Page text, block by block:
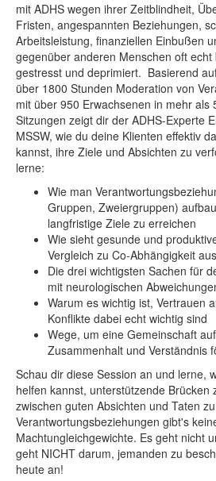
mit ADHS wegen ihrer Zeitblindheit,
Fristen, angespannten Beziehungen,
Arbeitsleistung, finanziellen Einbußen
gegenüber anderen Menschen oft
gestresst und deprimiert. Basierend
über 1800 Stunden Moderation von
mit über 950 Erwachsenen in mehr als
Sitzungen zeigt dir der ADHS-Experte
MSSW, wie du deine Klienten effektiv
kannst, ihre Ziele und Absichten zu
lerne:
Wie man
Gruppen, Zweiergruppen)
langfristige Ziele zu erreichen
Wie sieht gesunde und
Vergleich zu Co-Abhängigkeit
Die drei wichtigsten Sachen für
mit neurologischen
Warum es wichtig ist, Vertrauen
Konflikte dabei echt wichtig sind
Wege, um eine Gemeinschaft
Zusammenhalt und Verständnis
Schau dir diese Session an und lerne,
helfen kannst, unterstützende Brücken
zwischen guten Absichten und Taten
Verantwortungsbeziehungen gibt's
Machtungleichgewichte. Es geht nicht
geht NICHT darum, jemanden zu
heute an!